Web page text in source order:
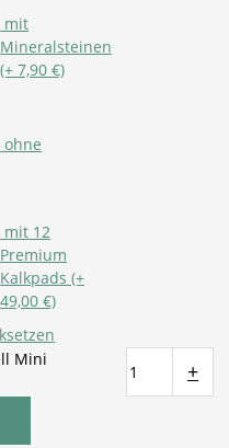
mit
Mineralsteinen
(+ 7,90 €)
ohne
mit 12
Premium
Kalkpads (+
49,00 €)
Mini
+